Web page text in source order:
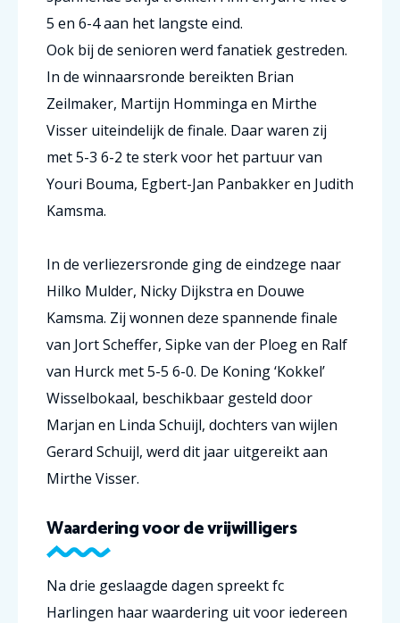
5 en 6-4 aan het langste eind.
Ook bij de senioren werd fanatiek gestreden.
In de winnaarsronde bereikten Brian
Zeilmaker, Martijn Homminga en Mirthe
Visser uiteindelijk de finale. Daar waren zij
met 5-3 6-2 te sterk voor het partuur van
Youri Bouma, Egbert-Jan Panbakker en Judith
Kamsma.
In de verliezersronde ging de eindzege naar
Hilko Mulder, Nicky Dijkstra en Douwe
Kamsma. Zij wonnen deze spannende finale
van Jort Scheffer, Sipke van der Ploeg en Ralf
van Hurck met 5-5 6-0. De Koning ‘Kokkel’
Wisselbokaal, beschikbaar gesteld door
Marjan en Linda Schuijl, dochters van wijlen
Gerard Schuijl, werd dit jaar uitgereikt aan
Mirthe Visser.
Waardering voor de vrijwilligers
Na drie geslaagde dagen spreekt fc
Harlingen haar waardering uit voor iedereen